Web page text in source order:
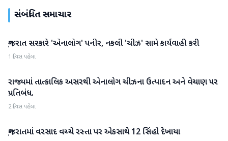
સંબંધિત સમાચાર
ગુજરાત ગુજરાત સરકારે 'એનાલોગ' પનીર, નકલી 'ચીઝ' સામે કાર્યવાહી કરી
1 દિવસ પહેલા
ગુજરાત
રાજ્યમાં તાત્કાલિક અસરથી એનાલોગ ચીઝના ઉત્પાદન અને વેચાણ પર
પ્રતિબંધ.
2 દિવસ પહેલા
ગુજરાત
ગુજરાતમાં વરસાદ વચ્ચે રસ્તા પર એકસાથે 12 સિંહો દેખાયા